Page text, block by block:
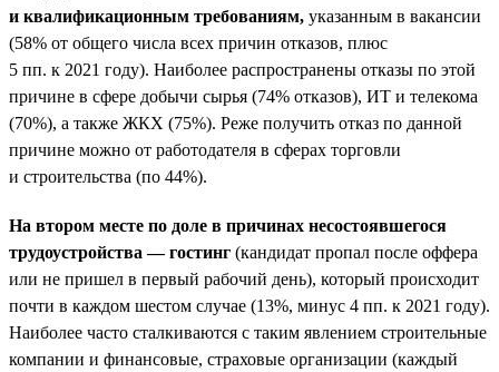
и квалификационным требованиям, указанным в вакансии
(58% от общего числа всех причин отказов, плюс
5 пп. к 2021 году). Наиболее распространены отказы по этой
причине в сфере добычи сырья (74% отказов), ИТ и телекома
(70%), а также ЖКХ (75%). Реже получить отказ по данной
причине можно от работодателя в сферах торговли
и строительства (по 44%).
На втором месте по доле в причинах несостоявшегося
трудоустройства — гостинг (кандидат пропал после оффера
или не пришел в первый рабочий день), который происходит
почти в каждом шестом случае (13%, минус 4 пп. к 2021 году).
Наиболее часто сталкиваются с таким явлением строительные
компании и финансовые, страховые организации (каждый